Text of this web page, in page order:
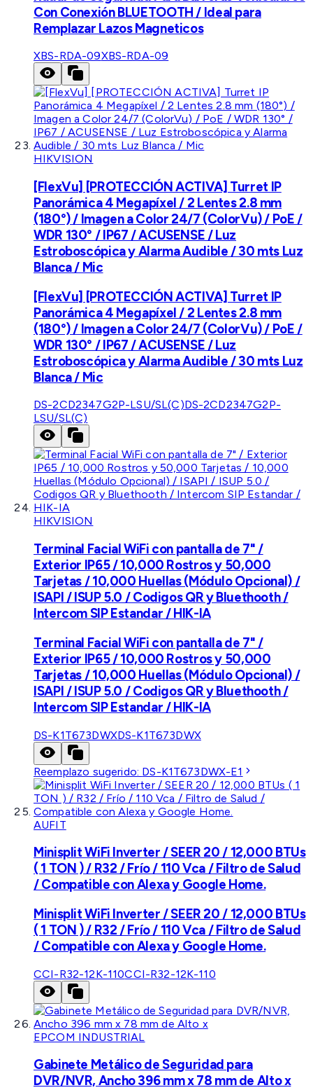
Con Conexión BLUETOOTH / Ideal para
Remplazar Lazos Magneticos
XBS-RDA-09XBS-RDA-09
HIKVISION
[FlexVu] [PROTECCIÓN ACTIVA] Turret IP
Panorámica 4 Megapíxel / 2 Lentes 2.8 mm
(180°) / Imagen a Color 24/7 (ColorVu) / PoE /
WDR 130° / IP67 / ACUSENSE / Luz
Estroboscópica y Alarma Audible / 30 mts Luz
Blanca / Mic
[FlexVu] [PROTECCIÓN ACTIVA] Turret IP
Panorámica 4 Megapíxel / 2 Lentes 2.8 mm
(180°) / Imagen a Color 24/7 (ColorVu) / PoE /
WDR 130° / IP67 / ACUSENSE / Luz
Estroboscópica y Alarma Audible / 30 mts Luz
Blanca / Mic
DS-2CD2347G2P-LSU/SL(C)DS-2CD2347G2P-
LSU/SL(C)
HIKVISION
Terminal Facial WiFi con pantalla de 7" /
Exterior IP65 / 10,000 Rostros y 50,000
Tarjetas / 10,000 Huellas (Módulo Opcional) /
ISAPI / ISUP 5.0 / Codigos QR y Bluethooth /
Intercom SIP Estandar / HIK-IA
Terminal Facial WiFi con pantalla de 7" /
Exterior IP65 / 10,000 Rostros y 50,000
Tarjetas / 10,000 Huellas (Módulo Opcional) /
ISAPI / ISUP 5.0 / Codigos QR y Bluethooth /
Intercom SIP Estandar / HIK-IA
DS-K1T673DWXDS-K1T673DWX
Reemplazo sugerido: DS-K1T673DWX-E1
AUFIT
Minisplit WiFi Inverter / SEER 20 / 12,000 BTUs
( 1 TON ) / R32 / Frío / 110 Vca / Filtro de Salud
/ Compatible con Alexa y Google Home.
Minisplit WiFi Inverter / SEER 20 / 12,000 BTUs
( 1 TON ) / R32 / Frío / 110 Vca / Filtro de Salud
/ Compatible con Alexa y Google Home.
CCI-R32-12K-110CCI-R32-12K-110
EPCOM INDUSTRIAL
Gabinete Metálico de Seguridad para
DVR/NVR, Ancho 396 mm x 78 mm de Alto x